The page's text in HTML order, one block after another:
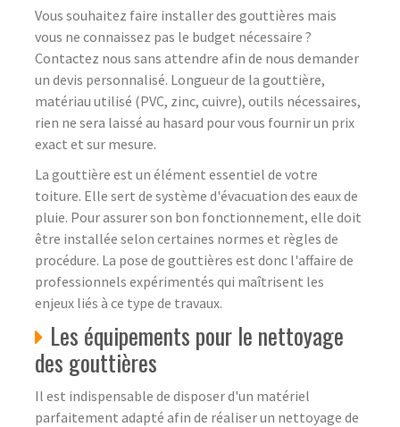
Vous souhaitez faire installer des gouttières mais
vous ne connaissez pas le budget nécessaire ?
Contactez nous sans attendre afin de nous demander
un devis personnalisé. Longueur de la gouttière,
matériau utilisé (PVC, zinc, cuivre), outils nécessaires,
rien ne sera laissé au hasard pour vous fournir un prix
exact et sur mesure.
La gouttière est un élément essentiel de votre
toiture. Elle sert de système d'évacuation des eaux de
pluie. Pour assurer son bon fonctionnement, elle doit
être installée selon certaines normes et règles de
procédure. La pose de gouttières est donc l'affaire de
professionnels expérimentés qui maîtrisent les
enjeux liés à ce type de travaux.
Les équipements pour le nettoyage
des gouttières
Il est indispensable de disposer d'un matériel
parfaitement adapté afin de réaliser un nettoyage de